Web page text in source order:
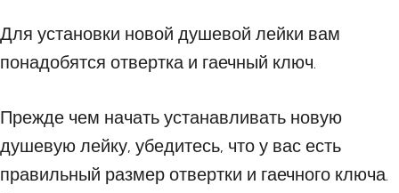
Для установки новой душевой лейки вам
понадобятся отвертка и гаечный ключ.
Прежде чем начать устанавливать новую
душевую лейку, убедитесь, что у вас есть
правильный размер отвертки и гаечного ключа.